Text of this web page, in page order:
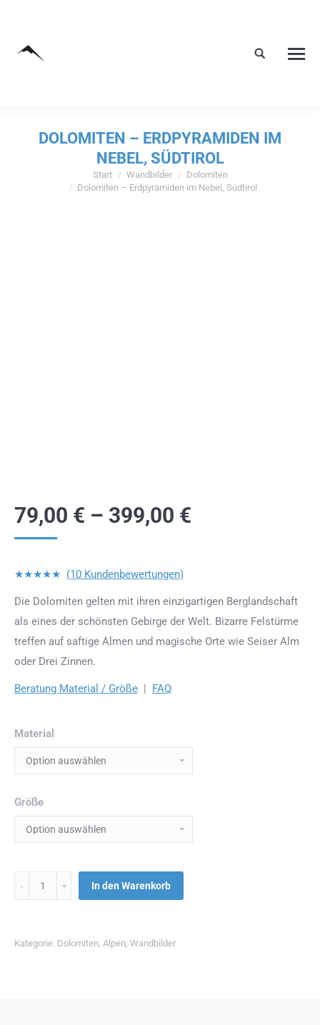
DOLOMITEN – ERDPYRAMIDEN IM
NEBEL, SÜDTIROL
Sie befinden sich hier:
Start Wandbilder
Dolomiten
Dolomiten – Erdpyramiden im Nebel, Südtirol
79,00 € – 399,00 €
★★★★★ (10 Kundenbewertungen)
Die Dolomiten gelten mit ihren einzigartigen Berglandschaft
als eines der schönsten Gebirge der Welt. Bizarre Felstürme
treffen auf saftige Almen und magische Orte wie Seiser Alm
oder Drei Zinnen.
Beratung Material / Größe FAQ
Material
Größe
Menge In den Warenkorb
Kategorie: Dolomiten, Alpen, Wandbilder